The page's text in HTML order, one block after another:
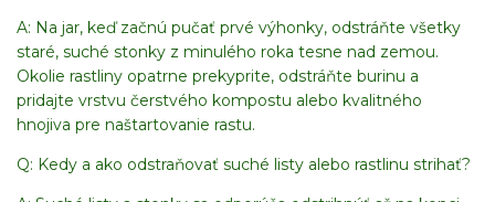
A: Na jar, keď začnú pučať prvé výhonky, odstráňte všetky
staré, suché stonky z minulého roka tesne nad zemou.
Okolie rastliny opatrne prekyprite, odstráňte burinu a
pridajte vrstvu čerstvého kompostu alebo kvalitného
hnojiva pre naštartovanie rastu.
Q: Kedy a ako odstraňovať suché listy alebo rastlinu strihať?